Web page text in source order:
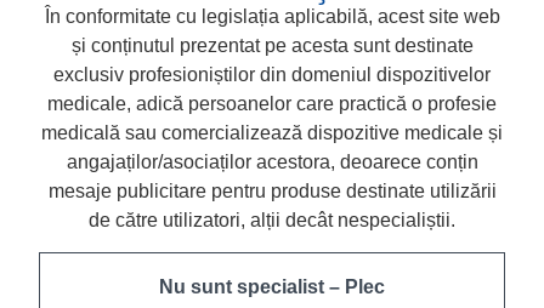
În conformitate cu legislația aplicabilă, acest site web
și conținutul prezentat pe acesta sunt destinate
exclusiv profesioniștilor din domeniul dispozitivelor
medicale, adică persoanelor care practică o profesie
medicală sau comercializează dispozitive medicale și
angajaților/asociaților acestora, deoarece conțin
mesaje publicitare pentru produse destinate utilizării
de către utilizatori, alții decât nespecialiștii.
Nu sunt specialist – Plec